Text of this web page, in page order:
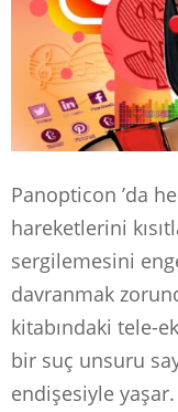
Panopticon ’da
hareketlerini
sergilemesini
davranmak
kitabındaki tele-
bir suç unsuru
endişesiyle